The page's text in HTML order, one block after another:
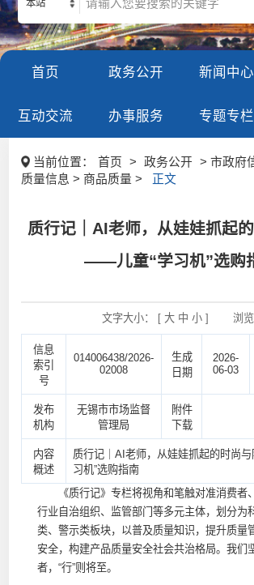
本站
首页 政务公开 新闻中心
互动交流 办事服务 专题专栏
当前位置： 首页 > 政务公开
> 市政府
质量信息 > 商品质量 >
正文
质行记｜AI老师，从娃娃抓起
——儿童“学习机”选购
文字大小： [ 大 中 小] 浏览
信息
索引
号
014006438/2026-
02008
生成
日期
2026-
06-03
发布
机构
无锡市市场监督
管理局
附件
下载
内容
概述
质行记｜AI老师，从娃娃抓起的时尚
习机”选购指南
《质行记》专栏将视角和笔触对准消费者、
行业自治组织、监管部门等多元主体，划分为
类、警示类板块，以普及质量知识，提升质量
安全，构建产品质量安全社会共治格局。我们
者，“行”则将至。